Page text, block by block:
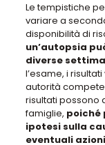
Le tempistiche
variare a
disponibilità di
un’autopsia
diverse
l’esame, i
autorità
risultati possono
famiglie, poiché
ipotesi sulla
eventuali